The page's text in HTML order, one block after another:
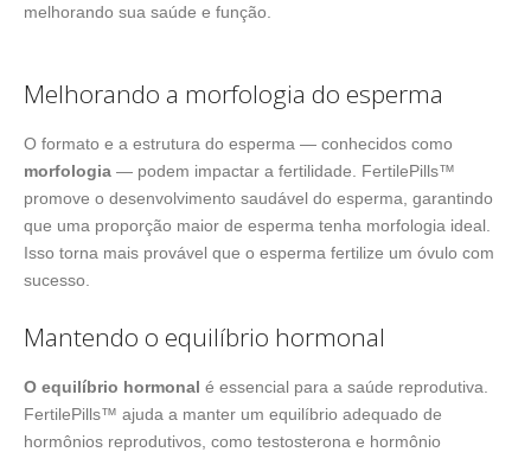
melhorando sua saúde e função.
Melhorando a morfologia do esperma
O formato e a estrutura do esperma — conhecidos como
morfologia — podem impactar a fertilidade. FertilePills™
promove o desenvolvimento saudável do esperma, garantindo
que uma proporção maior de esperma tenha morfologia ideal.
Isso torna mais provável que o esperma fertilize um óvulo com
sucesso.
Mantendo o equilíbrio hormonal
O equilíbrio hormonal é essencial para a saúde reprodutiva.
FertilePills™ ajuda a manter um equilíbrio adequado de
hormônios reprodutivos, como testosterona e hormônio